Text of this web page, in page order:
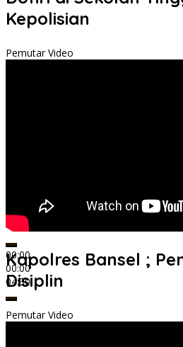
Kepolisian
Pemutar Video
00:00
00:00
04:30
Kapolres Bansel ;
Disiplin
Pemutar Video